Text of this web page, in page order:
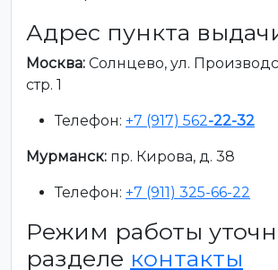
Адрес пункта
Москва: Солнцево, ул.
стр. 1
Телефон: +7 (917) 562-22-32
Мурманск: пр. Кирова, д. 38
Телефон: +7 (911) 325-66-22
Режим работы
разделе контакты